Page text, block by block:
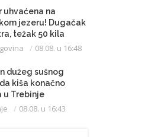
uhvaćena na
jezeru! Dugačak
težak 50 kila
08.08. u 16:48
dužeg sušnog
kiša konačno
u Trebinje
08.08. u 16:43